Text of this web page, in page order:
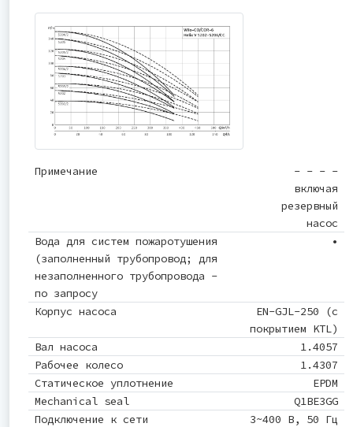
Примечание
- - - -
включая
резервный
насос
Вода для систем пожаротушения
(заполненный трубопровод; для
незаполненного трубопровода -
по запросу
•
Корпус насоса
EN-GJL-250 (с
покрытием KTL)
Вал насоса
1.4057
Рабочее колесо
1.4307
Статическое уплотнение
EPDM
Mechanical seal
Q1BE3GG
Подключение к сети
3~400 В, 50 Гц